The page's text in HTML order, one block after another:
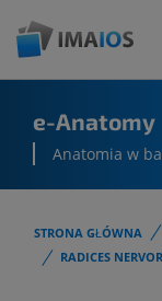
e-Anatomy
Anatomia w
STRONA GŁÓWNA
RADICES